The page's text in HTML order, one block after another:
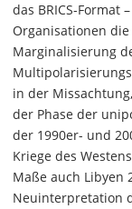
das BRICS-Format
Organisationen
Marginalisierung
in der
der Phase der
der 1990er- und
Kriege des
Maße auch Libyen
Neuinterpretation